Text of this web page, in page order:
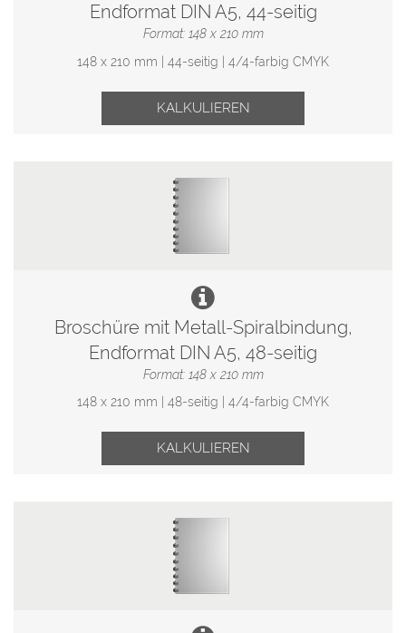
Endformat DIN A5, 44-seitig
Format: 148 x 210 mm
148 x 210 mm | 44-seitig | 4/4-farbig CMYK
KALKULIEREN
Broschüre mit Metall-Spiralbindung,
Endformat DIN A5, 48-seitig
Format: 148 x 210 mm
148 x 210 mm | 48-seitig | 4/4-farbig CMYK
KALKULIEREN